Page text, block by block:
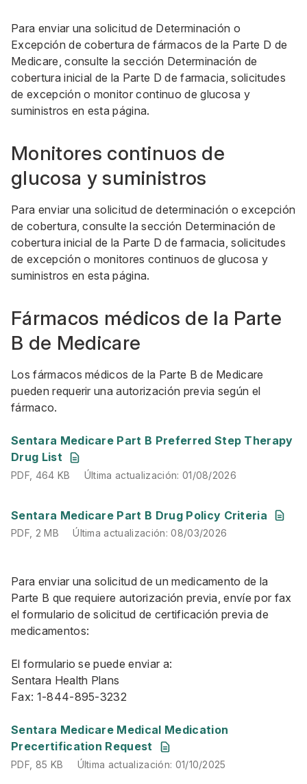
Para enviar una solicitud de Determinación o
Excepción de cobertura de fármacos de la Parte D de
Medicare, consulte la sección Determinación de
cobertura inicial de la Parte D de farmacia, solicitudes
de excepción o monitor continuo de glucosa y
suministros en esta página.
Monitores continuos de
glucosa y suministros
Para enviar una solicitud de determinación o excepción
de cobertura, consulte la sección Determinación de
cobertura inicial de la Parte D de farmacia, solicitudes
de excepción o monitores continuos de glucosa y
suministros en esta página.
Fármacos médicos de la Parte
B de Medicare
Los fármacos médicos de la Parte B de Medicare
pueden requerir una autorización previa según el
fármaco.
Sentara Medicare Part B Preferred Step Therapy
Drug List
PDF, 464 KB Última actualización: 01/08/2026
PDF, 464 KB Última actualización: 01/08/2026
Sentara Medicare Part B Drug Policy Criteria
PDF, 2 MB
Última actualización: 08/03/2026
PDF, 2 MB
Última actualización: 08/03/2026
Para enviar una solicitud de un medicamento de la
Parte B que requiere autorización previa, envíe por fax
el formulario de solicitud de certificación previa de
medicamentos:
El formulario se puede enviar a:
Sentara Health Plans
Fax: 1-844-895-3232
Sentara Medicare Medical Medication
Precertification Request
PDF, 85 KB Última actualización: 01/10/2025
PDF, 85 KB Última actualización: 01/10/2025